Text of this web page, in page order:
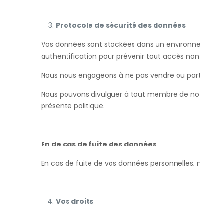
Protocole de sécurité des données
Vos données sont stockées dans un
authentification pour prévenir tout accès non
Nous nous engageons à ne pas vendre ou
Nous pouvons divulguer à tout membre de
présente politique.
En de cas de fuite des données
En cas de fuite de vos données
Vos droits